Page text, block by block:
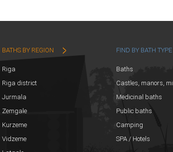
BATHS BY REGION
Riga
Riga district
Jurmala
Zemgale
Kurzeme
Vidzeme
FIND BY BATH TYPE
Baths
Castles, manors, mill
Medicinal baths
Public baths
Camping
SPA / Hotels